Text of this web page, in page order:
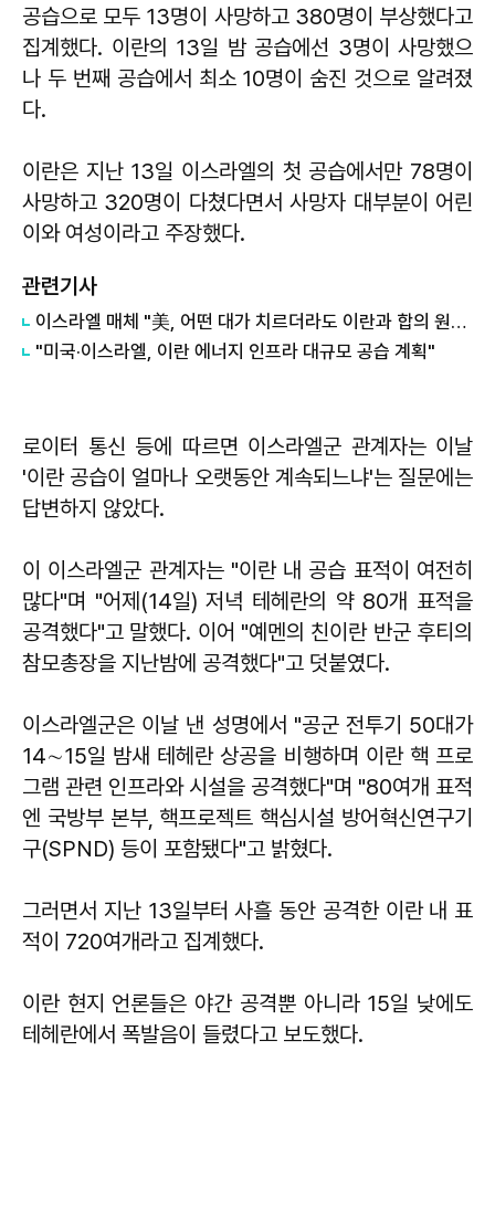
공습으로 모두 13명이 사망하고 380명이 부상했다고
집계했다. 이란의 13일 밤 공습에선 3명이 사망했으
나 두 번째 공습에서 최소 10명이 숨진 것으로 알려졌
다.
이란은 지난 13일 이스라엘의 첫 공습에서만 78명이
사망하고 320명이 다쳤다면서 사망자 대부분이 어린
이와 여성이라고 주장했다.
관련기사
이스라엘 매체 "美, 어떤 대가 치르더라도 이란과 합의 원해…이란도 알아"
"미국·이스라엘, 이란 에너지 인프라 대규모 공습 계획"
로이터 통신 등에 따르면 이스라엘군 관계자는 이날
'이란 공습이 얼마나 오랫동안 계속되느냐'는 질문에는
답변하지 않았다.
이 이스라엘군 관계자는 "이란 내 공습 표적이 여전히
많다"며 "어제(14일) 저녁 테헤란의 약 80개 표적을
공격했다"고 말했다. 이어 "예멘의 친이란 반군 후티의
참모총장을 지난밤에 공격했다"고 덧붙였다.
이스라엘군은 이날 낸 성명에서 "공군 전투기 50대가
14∼15일 밤새 테헤란 상공을 비행하며 이란 핵 프로
그램 관련 인프라와 시설을 공격했다"며 "80여개 표적
엔 국방부 본부, 핵프로젝트 핵심시설 방어혁신연구기
구(SPND) 등이 포함됐다"고 밝혔다.
그러면서 지난 13일부터 사흘 동안 공격한 이란 내 표
적이 720여개라고 집계했다.
이란 현지 언론들은 야간 공격뿐 아니라 15일 낮에도
테헤란에서 폭발음이 들렸다고 보도했다.